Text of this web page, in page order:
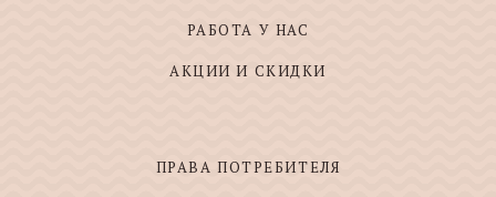
РАБОТА У НАС
АКЦИИ И СКИДКИ
ПРАВА ПОТРЕБИТЕЛЯ